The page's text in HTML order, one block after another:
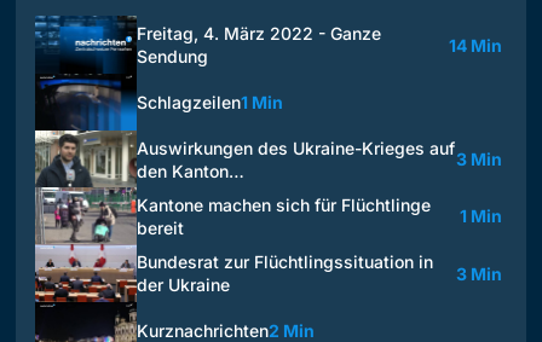
Freitag, 4. März 2022 - Ganze
Sendung
14 Min
Schlagzeilen1 Min
Auswirkungen des Ukraine-Krieges auf
den Kanton…
3 Min
Kantone machen sich für Flüchtlinge
bereit
1 Min
Bundesrat zur Flüchtlingssituation in
der Ukraine
3 Min
Kurznachrichten2 Min